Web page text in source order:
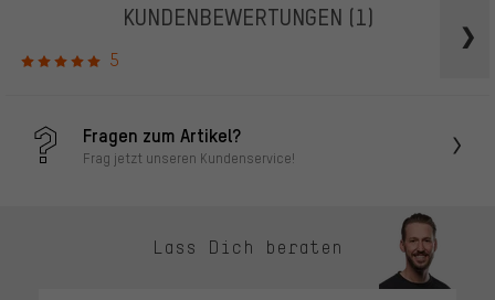
KUNDENBEWERTUNGEN (1)
5
Fragen zum Artikel?
Frag jetzt unseren Kundenservice!
Lass Dich beraten